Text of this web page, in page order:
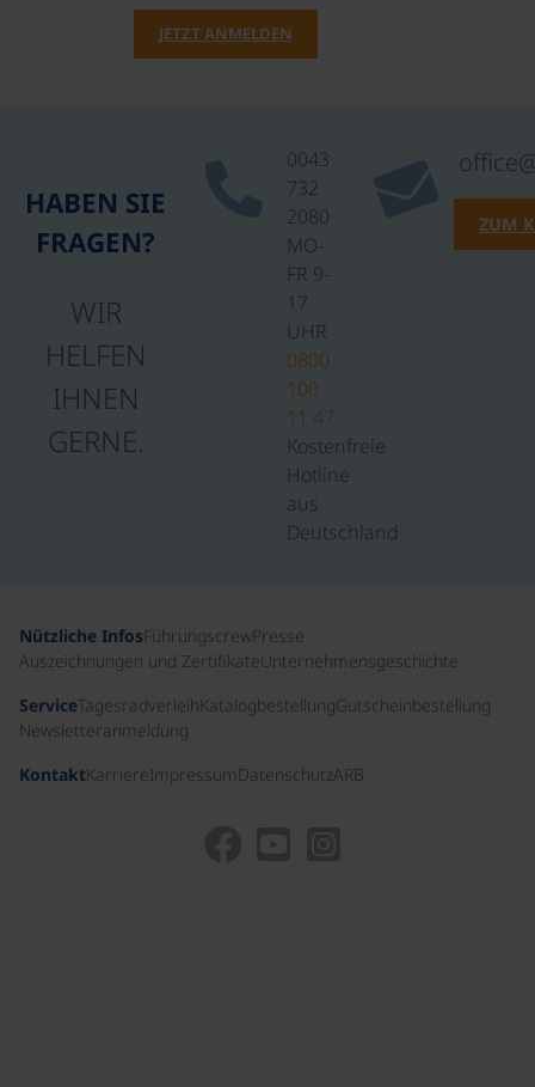
JETZT ANMELDEN
HABEN SIE
FRAGEN?
WIR
HELFEN
IHNEN
GERNE.
0043
732
2080
MO-
FR 9-
17
UHR
0800
100
11 47
Kostenfreie
Hotline
aus
Deutschland
ZUM
Nützliche InfosFührungscrewPresse
Auszeichnungen und ZertifikateUnternehmensgeschichte
ServiceTagesradverleihKatalogbestellungGutscheinbestellung
Newsletteranmeldung
KontaktKarriereImpressum DatenschutzARB